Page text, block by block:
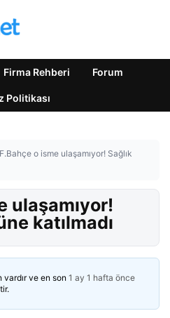
Firma Rehberi Forum
Politikası
F.Bahçe o isme ulaşamıyor! Sağlık
ulaşamıyor!
katılmadı
ve en son 1 ay 1 hafta önce